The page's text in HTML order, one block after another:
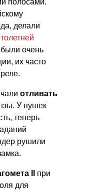
делали
очень
их часто
отливать
У пушек
теперь
рушили
II
при
для